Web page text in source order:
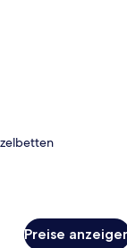
Preise